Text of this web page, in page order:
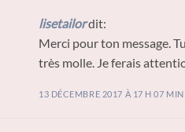
lisetailordit:
Merci pour ton message.
très molle. Je ferais
13 DÉCEMBRE 2017 À 17 H 07 MIN